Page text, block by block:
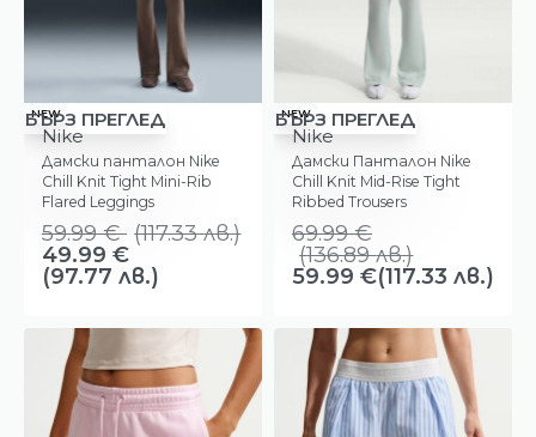
-17%
NEW
БЪРЗ ПРЕГЛЕД
Nike
Дамски панталон Nike
Chill Knit Tight Mini-Rib
Flared Leggings
59.99€ (117.33лв.)
49.99 €
(97.77 лв.)
-14%
NEW
БЪРЗ ПРЕГЛЕД
Nike
Дамски Панталон Nike
Chill Knit Mid-Rise Tight
Ribbed Trousers
69.99€
(136.89лв.)
59.99 €(117.33 лв.)